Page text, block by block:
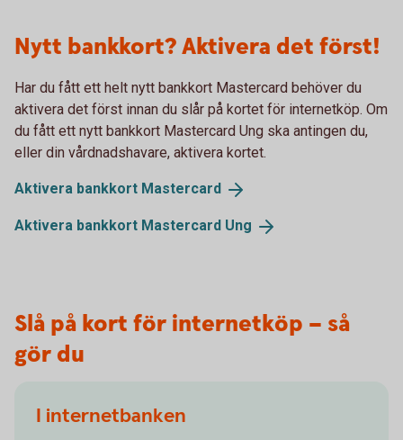
Nytt bankkort? Aktivera det först!
Har du fått ett helt nytt bankkort Mastercard behöver du
aktivera det först innan du slår på kortet för internetköp. Om
du fått ett nytt bankkort Mastercard Ung ska antingen du,
eller din vårdnadshavare, aktivera kortet.
Aktivera bankkort Mastercard
Aktivera bankkort Mastercard Ung
Slå på kort för internetköp – så
gör du
I internetbanken